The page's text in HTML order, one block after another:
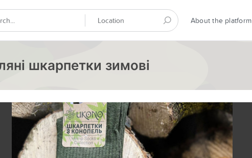
About the platform
шкарпетки зимові